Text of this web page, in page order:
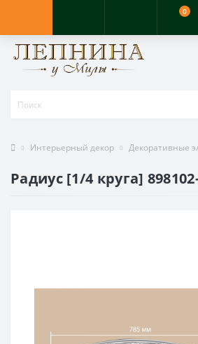
0
Интерьерный декор Декоративные
Радиус [1/4 круга]